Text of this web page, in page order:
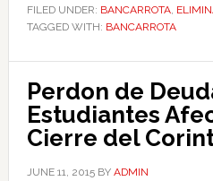
FILED UNDER: BANCARROTA,
TAGGED WITH: BANCARROTA
Perdon de
Estudiantes
Cierre del
JUNE 11, 2015BY ADMIN